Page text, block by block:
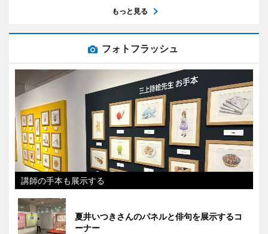
もっと見る
フォトフラッシュ
講師の手本も展示する
夏井いつきさんのパネルと俳句を展示するコ
ーナー